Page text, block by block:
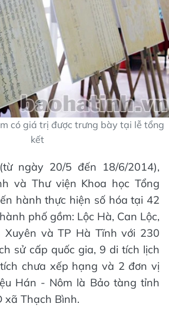
có giá trị được trưng bày tại lễ tổng
kết
ngày 20/5 đến 18/6/2014),
và Thư viện Khoa học Tổng
hành thực hiện số hóa tại 42
phố gồm: Lộc Hà, Can Lộc,
Xuyên và TP Hà Tĩnh với 230
sử cấp quốc gia, 9 di tích lịch
chưa xếp hạng và 2 đơn vị
Hán - Nôm là Bảo tàng tỉnh
xã Thạch Bình.